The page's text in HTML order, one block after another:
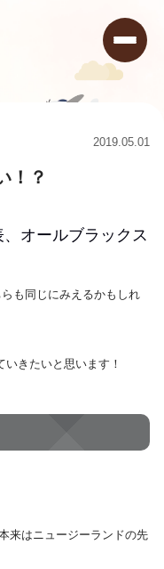
とつだけじゃない！？2019.05.01
！？
オールブラックス
も同じにみえるかもしれ
きたいと思います！
来はニュージーランドの先